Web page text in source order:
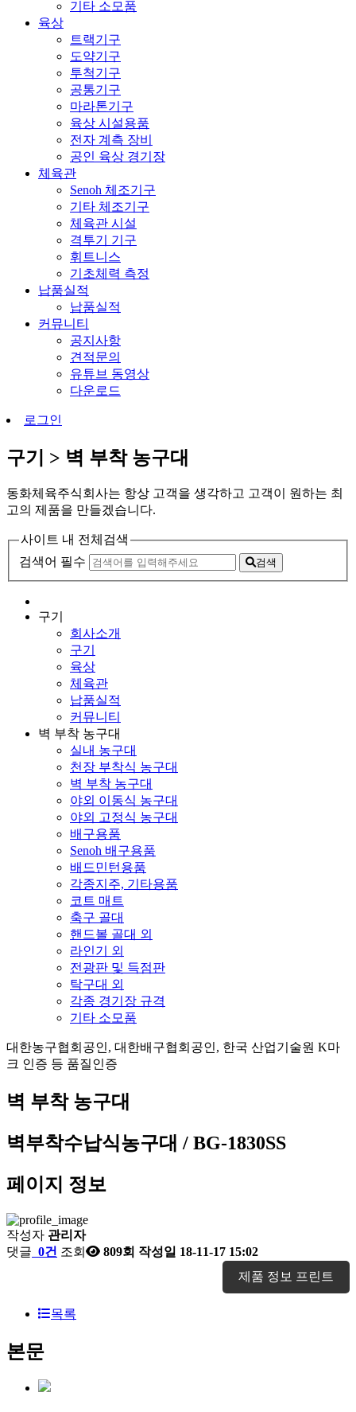
기타 소모품
육상
트랙기구
도약기구
투척기구
공통기구
마라톤기구
육상 시설용품
전자 계측 장비
공인 육상 경기장
체육관
Senoh 체조기구
기타 체조기구
체육관 시설
격투기 기구
휘트니스
기초체력 측정
납품실적
납품실적
커뮤니티
공지사항
견적문의
유튜브 동영상
다운로드
로그인
구기 > 벽 부착 농구대
동화체육주식회사는 항상 고객을 생각하고 고객이 원하는 최
고의 제품을 만들겠습니다.
사이트 내 전체검색
검색어 필수
검색
구기
회사소개
구기
육상
체육관
납품실적
커뮤니티
벽 부착 농구대
실내 농구대
천장 부착식 농구대
벽 부착 농구대
야외 이동식 농구대
야외 고정식 농구대
배구용품
Senoh 배구용품
배드민턴용품
각종지주, 기타용품
코트 매트
축구 골대
핸드볼 골대 외
라인기 외
전광판 및 득점판
탁구대 외
각종 경기장 규격
기타 소모품
대한농구협회공인, 대한배구협회공인, 한국 산업기술원 K마
크 인증 등 품질인증
벽 부착 농구대
벽부착수납식농구대 / BG-1830SS
페이지 정보
작성자 관리자
댓글 0건 조회 809회 작성일 18-11-17 15:02
제품 정보 프린트
목록
본문